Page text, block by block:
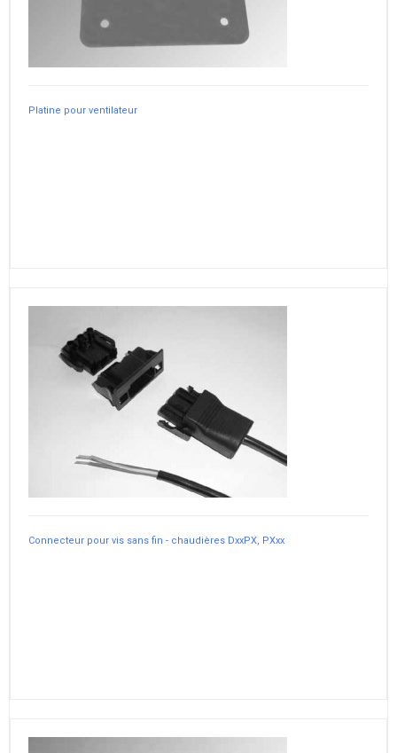
Platine pour ventilateur
Connecteur pour vis sans fin - chaudières DxxPX, PXxx